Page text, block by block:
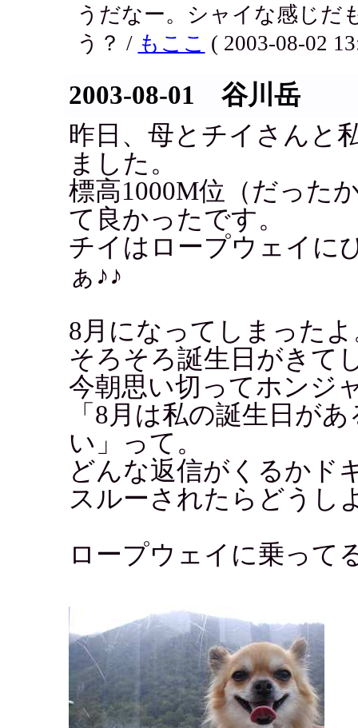
うだなー。シャイな感じだ
う？ / もここ ( 2003-08-02
2003-08-01 谷川岳
昨日、母とチイさんと
ました。
標高1000M位（だった
て良かったです。
チイはロープウェイに
ぁ♪♪
8月になってしまった
そろそろ誕生日がきて
今朝思い切ってホンジ
「8月は私の誕生日が
い」って。
どんな返信がくるかド
スルーされたらどうし
ロープウェイに乗って